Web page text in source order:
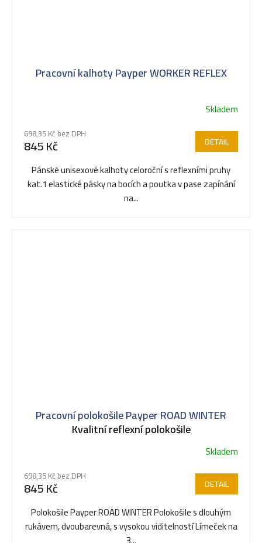
Pracovní kalhoty Payper WORKER REFLEX
Skladem
698,35 Kč bez DPH
845 Kč DETAIL
Pánské unisexové kalhoty celoroční s reflexními pruhy
kat.1 elastické pásky na bocích a poutka v pase zapínání
na...
Pracovní polokošile Payper ROAD WINTER
Kvalitní reflexní polokošile
Skladem
698,35 Kč bez DPH
845 Kč DETAIL
Polokošile Payper ROAD WINTER Polokošile s dlouhým
rukávem, dvoubarevná, s vysokou viditelností Límeček na